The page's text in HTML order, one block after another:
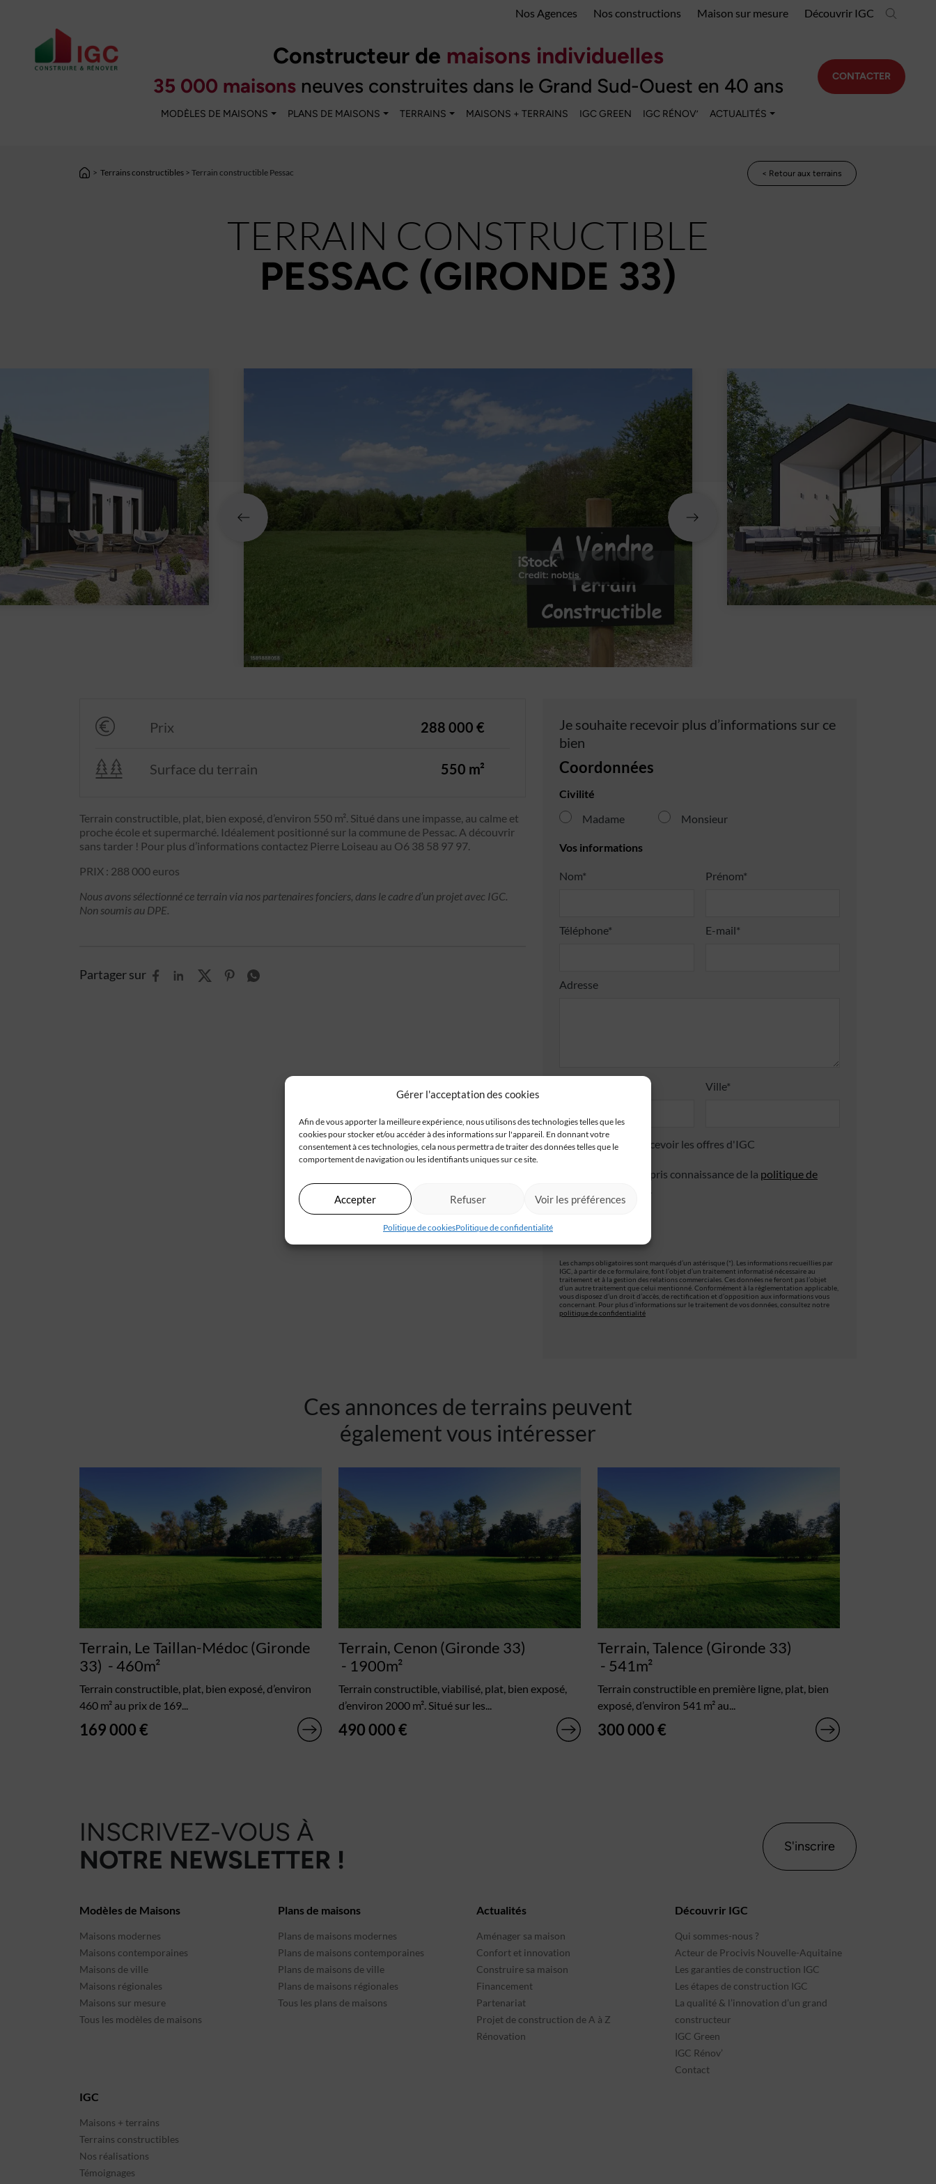
Gérer l'acceptation des cookies
Afin de vous apporter la meilleure expérience, nous utilisons des technologies telles que les
cookies pour stocker et/ou accéder à des informations sur l'appareil. En donnant votre
consentement à ces technologies, cela nous permettra de traiter des données telles que le
comportement de navigation ou les identifiants uniques sur ce site.
Accepter Refuser Voir les préférences
Politique de cookiesPolitique de confidentialité
Nos Agences Nos constructions Maison sur mesure Découvrir IGC
Constructeur de maisons individuelles
35 000 maisonsneuves construites dans le Grand Sud-Ouest en 40 ans
MODÈLES DE MAISONS PLANS DE MAISONS TERRAINS MAISONS + TERRAINS IGC GREEN IGC RÉNOV’ ACTUALITÉS
CONTACTER
> Terrains constructibles > Terrain constructible Pessac < Retour aux terrains
TERRAIN CONSTRUCTIBLE
PESSAC (GIRONDE 33)
Prix 288 000 €
Surface du terrain 550 m²
Terrain constructible, plat, bien exposé, d’environ 550 m². Situé dans une impasse, au calme et
proche école et supermarché. Idéalement positionné sur la commune de Pessac. A découvrir
sans tarder ! Pour plus d’informations contactez Pierre Loiseau au O6 38 58 97 97.
PRIX : 288 000 euros
Nous avons sélectionné ce terrain via nos partenaires fonciers, dans le cadre d’un projet avec IGC.
Non soumis au DPE.
Partager sur
Je souhaite recevoir plus d’informations sur ce
bien
Coordonnées
Civilité
Madame
Monsieur
Vos informations
Nom* Prénom*
Téléphone* E-mail*
Adresse
Ville*
J'accepte de recevoir les offres d'IGC
Je valide avoir pris connaissance de la politique de
Les champs obligatoires sont marqués d’un astérisque (*). Les informations recueillies par
IGC, à partir de ce formulaire, font l’objet d’un traitement informatisé nécessaire au
traitement et à la gestion des relations commerciales. Ces données ne feront pas l’objet
d’un autre traitement que celui mentionné. Conformément à la règlementation applicable,
vous disposez d’un droit d’accès, de rectification et d’opposition aux informations vous
concernant. Pour plus d’informations sur le traitement de vos données, consultez notre
politique de confidentialité
Ces annonces de terrains peuvent
également vous intéresser
Terrain, Le Taillan-Médoc (Gironde
33) - 460m²
Terrain constructible, plat, bien exposé, d’environ
460 m² au prix de 169...
169 000 €
Terrain, Cenon (Gironde 33)
- 1900m²
Terrain constructible, viabilisé, plat, bien exposé,
d’environ 2000 m². Situé sur les...
490 000 €
Terrain, Talence (Gironde 33)
- 541m²
Terrain constructible en première ligne, plat, bien
exposé, d’environ 541 m² au...
300 000 €
INSCRIVEZ-VOUS À
NOTRE NEWSLETTER !
S'inscrire
Modèles de Maisons
Maisons modernes
Maisons contemporaines
Maisons de ville
Maisons régionales
Maisons sur mesure
Tous les modèles de maisons
Plans de maisons
Plans de maisons modernes
Plans de maisons contemporaines
Plans de maisons de ville
Plans de maisons régionales
Tous les plans de maisons
Actualités
Aménager sa maison
Confort et innovation
Construire sa maison
Financement
Partenariat
Projet de construction de A à Z
Rénovation
Découvrir IGC
Qui sommes-nous ?
Acteur de Procivis Nouvelle-Aquitaine
Les garanties de construction IGC
Les étapes de construction IGC
La qualité & l’innovation d’un grand
constructeur
IGC Green
IGC Rénov’
Contact
IGC
Maisons + terrains
Terrains constructibles
Nos réalisations
Témoignages